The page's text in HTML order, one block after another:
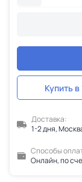
Купить в
Доставка:
1-2 дня,
Способы
Онлайн, по